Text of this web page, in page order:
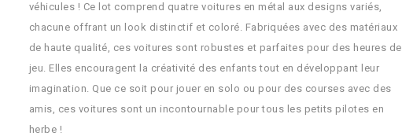
véhicules ! Ce lot comprend quatre voitures en métal aux designs variés,
chacune offrant un look distinctif et coloré. Fabriquées avec des matériaux
de haute qualité, ces voitures sont robustes et parfaites pour des heures de
jeu. Elles encouragent la créativité des enfants tout en développant leur
imagination. Que ce soit pour jouer en solo ou pour des courses avec des
amis, ces voitures sont un incontournable pour tous les petits pilotes en
herbe !